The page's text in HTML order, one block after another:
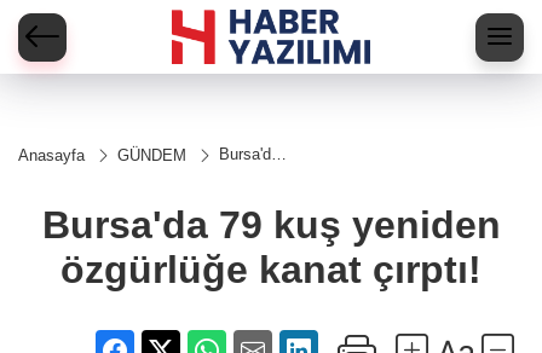
Anasayfa GÜNDEM
Bursa'da
özgürlüğe
kanat
Bursa'da 79 kuş yeniden
özgürlüğe kanat çırptı!